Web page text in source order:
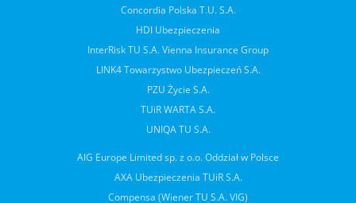
Concordia Polska T.U. S.A.
HDI Ubezpieczenia
InterRisk TU S.A. Vienna Insurance Group
LINK4 Towarzystwo Ubezpieczeń S.A.
PZU Życie S.A.
TUiR WARTA S.A.
UNIQA TU S.A.
AIG Europe Limited sp. z o.o. Oddział w Polsce
AXA Ubezpieczenia TUiR S.A.
Compensa (Wiener TU S.A. VIG)